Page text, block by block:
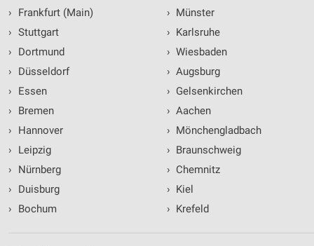
›
Frankfurt (Main)
› Stuttgart
›
Dortmund
›
Düsseldorf
›
Essen
›
Bremen
›
Hannover
›
Leipzig
›
Nürnberg
›
Duisburg
›
Bochum
› Münster
› Karlsruhe
› Wiesbaden
› Augsburg
› Gelsenkirchen
› Aachen
› Mönchengladbach
› Braunschweig
› Chemnitz
› Kiel
› Krefeld